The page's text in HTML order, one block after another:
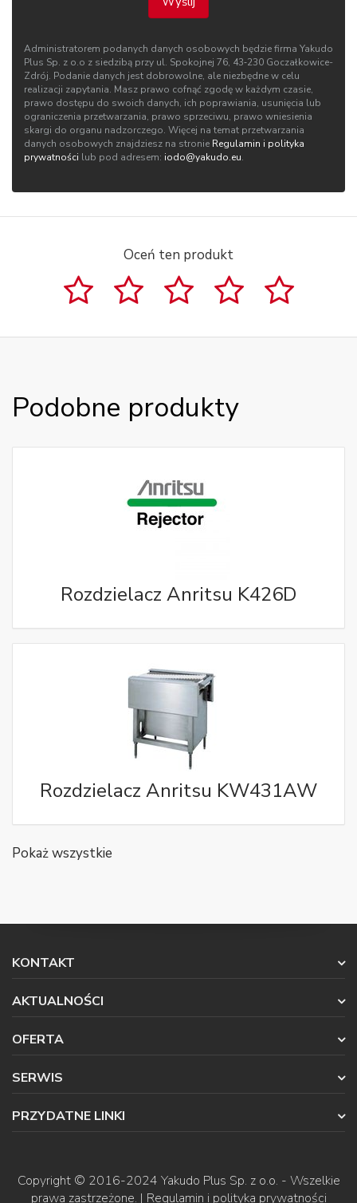
Administratorem podanych danych osobowych będzie firma Yakudo
Plus Sp. z o.o z siedzibą przy ul. Spokojnej 76, 43‑230 Goczałkowice-
Zdrój. Podanie danych jest dobrowolne, ale niezbędne w celu
realizacji zapytania. Masz prawo cofnąć zgodę w każdym czasie,
prawo dostępu do swoich danych, ich poprawiania, usunięcia lub
ograniczenia przetwarzania, prawo sprzeciwu, prawo wniesienia
skargi do organu nadzorczego. Więcej na temat przetwarzania
danych osobowych znajdziesz na stronie Regulamin i polityka
prywatności lub pod adresem: iodo@yakudo.eu.
Oceń ten produkt
Podobne produkty
Rozdzielacz Anritsu K426D
Rozdzielacz Anritsu KW431AW
Pokaż wszystkie
KONTAKT
AKTUALNOŚCI
OFERTA
SERWIS
PRZYDATNE LINKI
Copyright © 2016-2024 Yakudo Plus Sp. z o.o. - Wszelkie
prawa zastrzeżone. | Regulamin i polityka prywatności